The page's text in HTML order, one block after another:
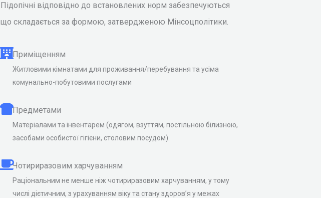
Підопічні відповідно до встановлених норм забезпечуються
що складається за формою, затвердженою Мінсоцполітики.
Приміщенням
Житловими кімнатами для проживання/перебування та усіма
комунально-побутовими послугами
Предметами
Матеріалами та інвентарем (одягом, взуттям, постільною білизною,
засобами особистої гігієни, столовим посудом).
Чотириразовим харчуванням
Раціональним не менше ніж чотириразовим харчуванням, у тому
числі дієтичним, з урахуванням віку та стану здоров’я у межах